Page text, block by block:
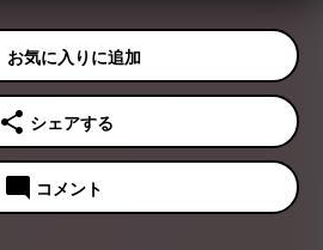
share シェアする
mode_comment コメント